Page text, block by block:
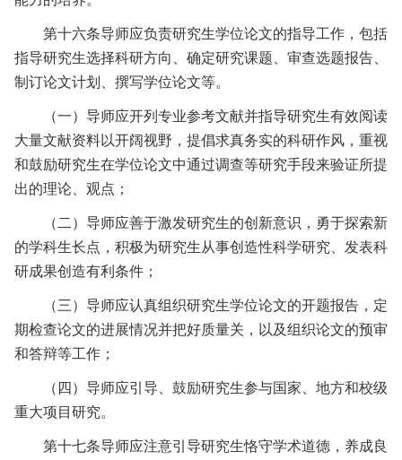
第十六条导师应负责研究生学位论文的指导工作，包括
指导研究生选择科研方向、确定研究课题、审查选题报告、
制订论文计划、撰写学位论文等。
（一）导师应开列专业参考文献并指导研究生有效阅读
大量文献资料以开阔视野，提倡求真务实的科研作风，重视
和鼓励研究生在学位论文中通过调查等研究手段来验证所提
出的理论、观点；
（二）导师应善于激发研究生的创新意识，勇于探索新
的学科生长点，积极为研究生从事创造性科学研究、发表科
研成果创造有利条件；
（三）导师应认真组织研究生学位论文的开题报告，定
期检查论文的进展情况并把好质量关，以及组织论文的预审
和答辩等工作；
（四）导师应引导、鼓励研究生参与国家、地方和校级
重大项目研究。
第十七条导师应注意引导研究生恪守学术道德，养成良